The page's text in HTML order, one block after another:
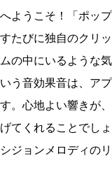
へようこそ！「ポッ
すたびに独自のクリ
ムの中にいるような
いう音効果音は、ア
す。心地よい響きが
げてくれることでし
シジョンメロディの